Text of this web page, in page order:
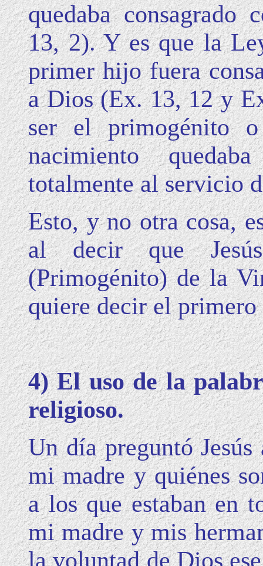
quedaba consagrado
13, 2). Y es que la
primer hijo fuera
a Dios (Ex. 13, 12 y
ser el primogénito
nacimiento
totalmente al servicio
Esto, y no otra cosa,
al decir que
(Primogénito) de la
quiere decir el primero
4) El uso de la
religioso.
Un día preguntó
mi madre y quiénes
a los que estaban en
mi madre y mis
la voluntad de Dios